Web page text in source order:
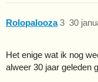
Rolopalooza 30
3
Het enige wat ik nog
alweer 30 jaar geleden